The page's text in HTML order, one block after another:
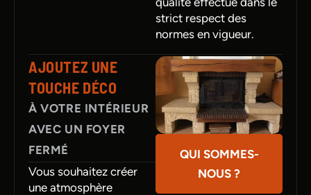
strict respect des
normes en vigueur.
AJOUTEZ UNE
TOUCHE DÉCO
À VOTRE INTÉRIEUR
AVEC UN FOYER
FERMÉ
Vous souhaitez créer
une atmosphère
QUI SOMMES-
NOUS ?